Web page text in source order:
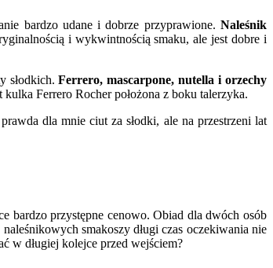
bardzo udane i dobrze przyprawione.Naleśnik
i wykwintnością smaku, ale jest dobre i
słodkich.Ferrero, mascarpone, nutella i orzechy
Ferrero Rocher położona z boku talerzyka.
dla mnie ciut za słodki, ale na przestrzeni lat
bardzo przystępne cenowo. Obiad dla dwóch osób
smakoszy długi czas oczekiwania nie
w długiej kolejce przed wejściem?